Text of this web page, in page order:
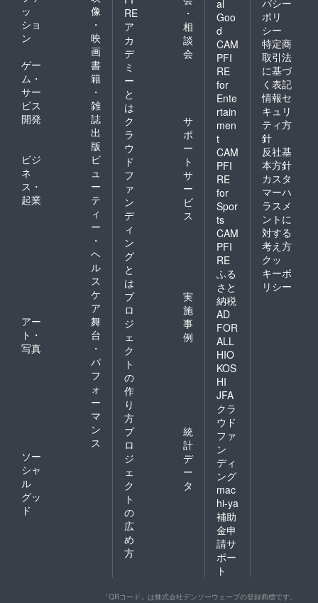
ッ
ショ
ン
像
・
映
画
ゲー
ム・
サー
ビス
開発
書
籍
・
雑
誌
出
版
ビジ
ネ
ス・
起業
ビ
ュ
ー
テ
ィ
ー
・
ヘ
ル
ス
ケ
ア
アー
ト・
写真
舞
台
・
パ
フ
ォ
ー
マ
ン
ス
ソー
シャ
ル
グッ
ド
RE
ア
カ
デ
ミ
ー
と
は
・
相
談
会
ク
ラ
ウ
ド
フ
ァ
ン
デ
ィ
ン
グ
と
は
サ
ポ
ー
ト
サ
ー
ビ
ス
プ
ロ
ジ
ェ
ク
ト
の
作
り
方
実
施
事
例
プ
ロ
ジ
ェ
ク
ト
の
広
め
方
統
計
デ
ー
タ
al
Goo
d
CAM
PFI
RE
for
Ente
rtain
men
t
CAM
PFI
RE
for
Spor
ts
CAM
PFI
RE
ふる
さと
納税
AD
FOR
ALL
HIO
KOS
HI
JFA
クラ
ウド
ファ
ン
ディ
ング
mac
hi-ya
補助
金申
請サ
ポー
ト
バシー
ポリ
シー
特定商
取引法
に基づ
く表記
情報セ
キュリ
ティ方
針
反社基
本方針
カスタ
マーハ
ラスメ
ントに
対する
考え方
クッ
キーポ
リシー
「QRコード」は株式会社デンソーウェーブの登録商標です。